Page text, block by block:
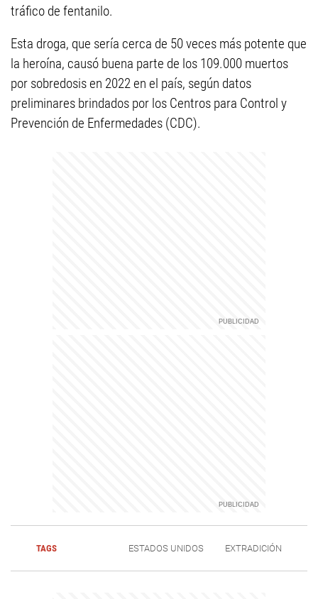
tráfico de fentanilo.
Esta droga, que sería cerca de 50 veces más potente que
la heroína, causó buena parte de los 109.000 muertos
por sobredosis en 2022 en el país, según datos
preliminares brindados por los Centros para Control y
Prevención de Enfermedades (CDC).
TAGS ESTADOS UNIDOS EXTRADICIÓN